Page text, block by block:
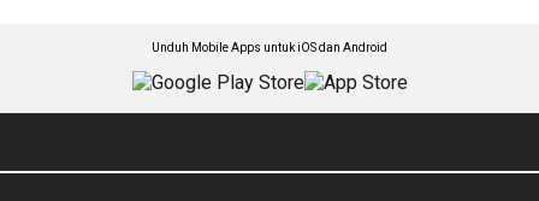
Unduh Mobile Apps untuk iOS dan Android